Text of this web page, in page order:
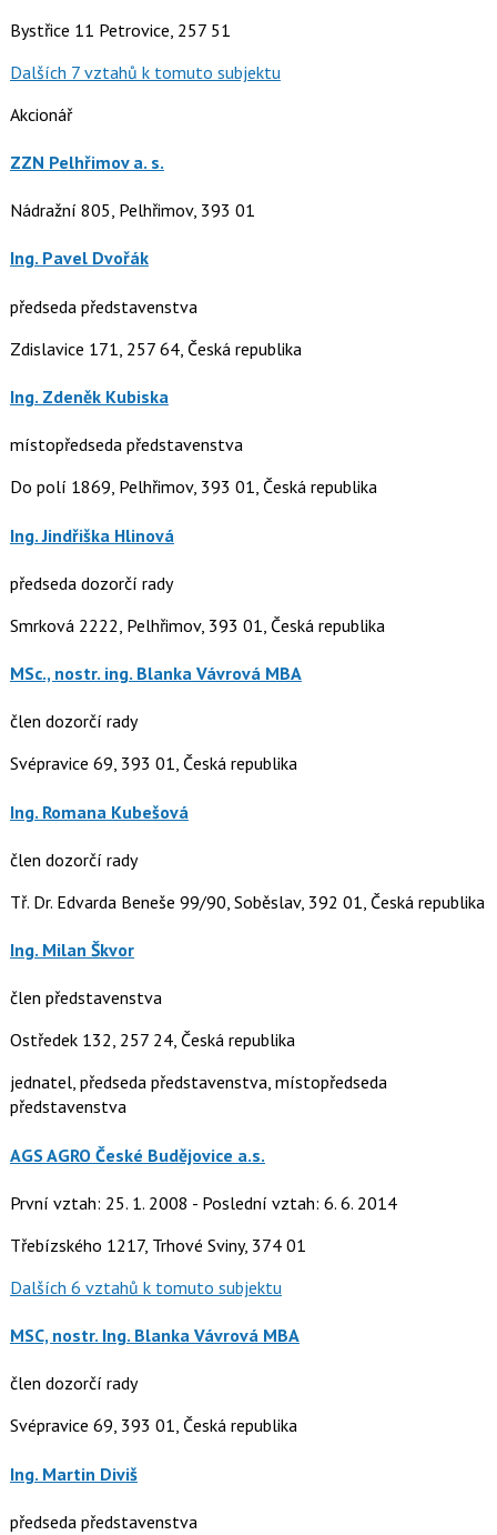
Bystřice 11 Petrovice, 257 51
Dalších 7 vztahů k tomuto subjektu
Akcionář
ZZN Pelhřimov a. s.
Nádražní 805, Pelhřimov, 393 01
Ing. Pavel Dvořák
předseda představenstva
Zdislavice 171, 257 64, Česká republika
Ing. Zdeněk Kubiska
místopředseda představenstva
Do polí 1869, Pelhřimov, 393 01, Česká republika
Ing. Jindřiška Hlinová
předseda dozorčí rady
Smrková 2222, Pelhřimov, 393 01, Česká republika
MSc., nostr. ing. Blanka Vávrová MBA
člen dozorčí rady
Svépravice 69, 393 01, Česká republika
Ing. Romana Kubešová
člen dozorčí rady
Tř. Dr. Edvarda Beneše 99/90, Soběslav, 392 01, Česká republika
Ing. Milan Škvor
člen představenstva
Ostředek 132, 257 24, Česká republika
jednatel, předseda představenstva, místopředseda
představenstva
AGS AGRO České Budějovice a.s.
První vztah: 25. 1. 2008 - Poslední vztah: 6. 6. 2014
Třebízského 1217, Trhové Sviny, 374 01
Dalších 6 vztahů k tomuto subjektu
MSC, nostr. Ing. Blanka Vávrová MBA
člen dozorčí rady
Svépravice 69, 393 01, Česká republika
Ing. Martin Diviš
předseda představenstva